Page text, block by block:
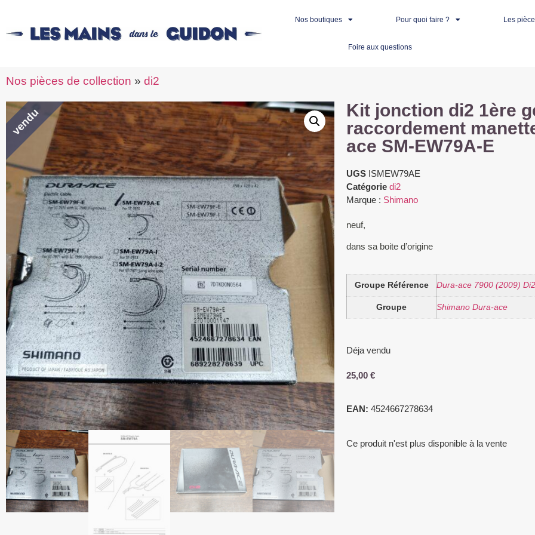
Nos boutiques Pour quoi faire ? Les
Foire aux questions
Nos pièces de collection » di2
vendu
Kit jonction di2 1ère
raccordement
ace SM-EW79A-E
UGS ISMEW79AE
Catégorie di2
Marque : Shimano
neuf,
dans sa boite d’origine
Groupe Référence Dura-ace 7900 (2009) Di2
Groupe Shimano Dura-ace
Déja vendu
25,00 €
EAN: 4524667278634
Ce produit n'est plus disponible à la vente